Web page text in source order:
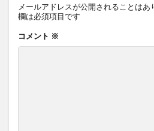
メールアドレスが公開されることはあ
欄は必須項目です
コメント ※